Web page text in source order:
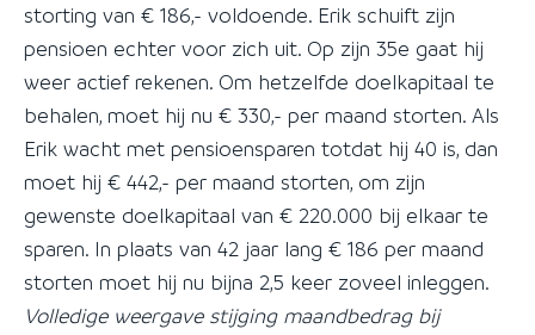
storting van € 186,- voldoende. Erik schuift zijn
pensioen echter voor zich uit. Op zijn 35e gaat hij
weer actief rekenen. Om hetzelfde doelkapitaal te
behalen, moet hij nu € 330,- per maand storten. Als
Erik wacht met pensioensparen totdat hij 40 is, dan
moet hij € 442,- per maand storten, om zijn
gewenste doelkapitaal van € 220.000 bij elkaar te
sparen. In plaats van 42 jaar lang € 186 per maand
storten moet hij nu bijna 2,5 keer zoveel inleggen.
Volledige weergave stijging maandbedrag bij